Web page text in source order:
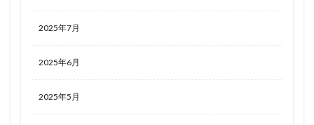
2025年7月
2025年6月
2025年5月